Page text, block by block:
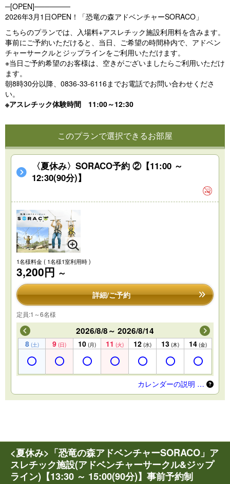
─[OPEN]───────
2026年3月1日OPEN！「恐竜の森アドベンチャーSORACO」
こちらのプランでは、入場料+アスレチック施設利用料を含みます。
事前にご予約いただけると、当日、ご希望の時間枠内で、アドベン
チャーサークルとジップラインをご利用いただけます。
※当日ご予約希望のお客様は、空きがございましたらご利用いただけ
ます。
朝8時30分以降、0836-33-6116までお電話でお問い合わせくださ
い。
※アスレチック体験時間 11:00～12:30
このプランで選択できるお部屋
〈夏休み〉SORACO予約 ②【11:00 ～
12:30(90分)】
1名様料金( 1名様1室利用時 )
3,200円 ～
詳細/ご予約
定員:1～6名様
2026/8/8～ 2026/8/14
8 (土) 9 (日) 10 (月) 11 (火) 12 (水) 13 (木) 14 (金)
カレンダーの説明 …
<夏休み>「恐竜の森アドベンチャーSORACO」ア
スレチック施設(アドベンチャーサークル&ジップ
ライン)【13:30 ～ 15:00(90分)】事前予約制